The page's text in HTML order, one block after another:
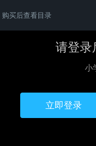
购买后查看目录
请登录
小
立即登录